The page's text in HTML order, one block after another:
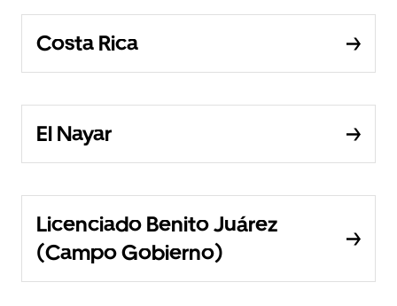
Costa Rica
El Nayar
Licenciado Benito Juárez
(Campo Gobierno)